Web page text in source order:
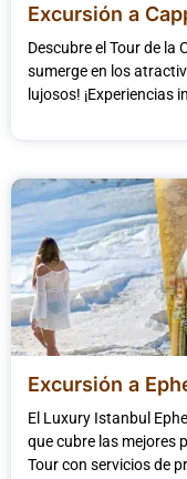
Excursión a
Descubre el Tour de la
sumerge en los
lujosos! ¡Experiencias
Excursión a
El Luxury Istanbul
que cubre las mejores
Tour con servicios de